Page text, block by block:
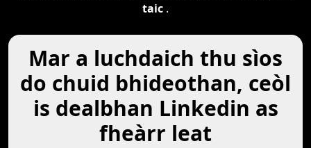
taic .
Mar a luchdaich thu sìos
do chuid bhideothan, ceòl
is dealbhan Linkedin as
fheàrr leat